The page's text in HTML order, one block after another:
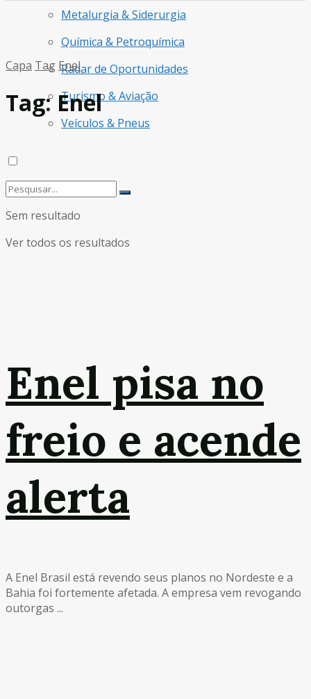
Metalurgia & Siderurgia
Química & Petroquímica
Radar de Oportunidades
Turismo & Aviação
Veículos & Pneus
Sem resultado
Ver todos os resultados
Capa Tag Enel
Tag:Enel
Enel pisa no
freio e acende
alerta
A Enel Brasil está revendo seus planos no Nordeste e a
Bahia foi fortemente afetada. A empresa vem revogando
outorgas ...